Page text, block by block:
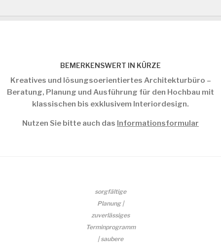
BEMERKENSWERT IN KÜRZE
Kreatives und lösungsoerientiertes Architekturbüro –
Beratung, Planung und Ausführung für den Hochbau mit
klassischen bis exklusivem Interiordesign.
Nutzen Sie bitte auch das Informationsformular
sorgfältige
Planung |
zuverlässiges
Terminprogramm
| saubere